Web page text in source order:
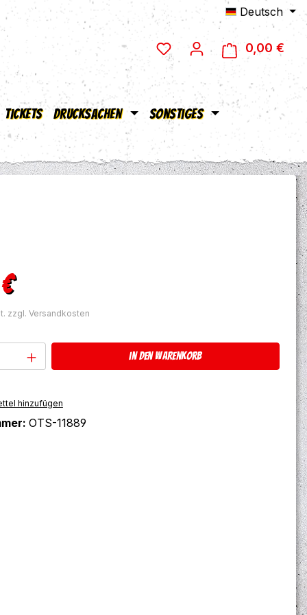
Deutsch
0,00 €
Tickets Drucksachen Sonstiges
zzgl. Versandkosten
Gib den gewünschten Wert
In den Warenkorb
hinzufügen
OTS-11889